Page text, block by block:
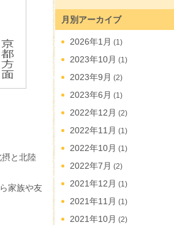
と北陸
家族や友
月別アーカイブ
2026年1月 (1)
2023年10月 (1)
2023年9月 (2)
2023年6月 (1)
2022年12月 (2)
2022年11月 (1)
2022年10月 (1)
2022年7月 (2)
2021年12月 (1)
2021年11月 (1)
2021年10月 (2)